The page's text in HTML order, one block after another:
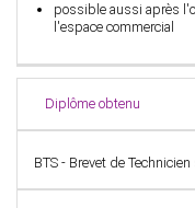
possible aussi après
l'espace commercial
Diplôme obtenu
BTS - Brevet de